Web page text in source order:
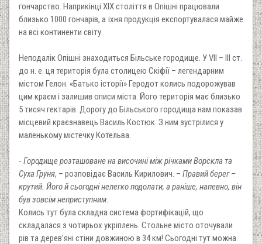
гончарство. Наприкінці ХІХ століття в Опішні працювали
близько 1000 гончарів, а їхня продукція експортувалася майже
на всі континенти світу.
Неподалік Опішні знаходиться Більське городище. У VІІ – ІІІ ст.
до н. е. ця територія була столицею Скіфії – легендарним
містом Гелон. «Батько історії» Геродот колись подорожував
цим краєм і залишив описи міста. Його територія має близько
5 тисяч гектарів. Дорогу до Більського городища нам показав
місцевий краєзнавець Василь Костюк. З ним зустрілися у
маленькому містечку Котельва.
- Городище розташоване на височині між річками Ворскла та
Суха Груня, – розповідає Василь Кирилович. – Правий берег –
крутий. Його й сьогодні нелегко подолати, а раніше, напевно, він
був зовсім неприступним.
Колись тут була складна система фортифікацій, що
складалася з чотирьох укріплень. Стольне місто оточували
рів та дерев’яні стіни довжиною в 34 км! Сьогодні тут можна